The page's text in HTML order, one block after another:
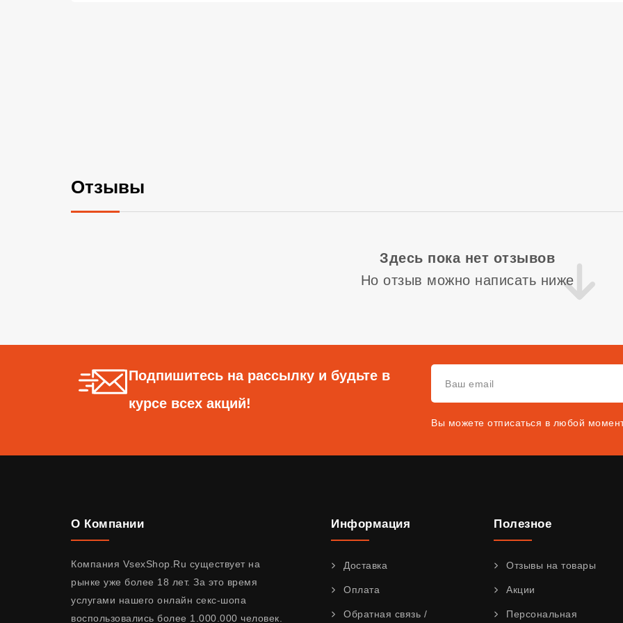
Отзывы
Здесь пока нет отзывов
Но отзыв можно написать ниже
Подпишитесь на рассылку и будьте в
курсе всех акций!
Вы можете отписаться в любой
О Компании
Компания VsexShop.Ru существует на
рынке уже более 18 лет. За это время
услугами нашего онлайн секс-шопа
воспользовались более 1.000.000 человек.
Информация
Доставка
Оплата
Обратная связь /
Полезное
Отзывы на товары
Акции
Персональная